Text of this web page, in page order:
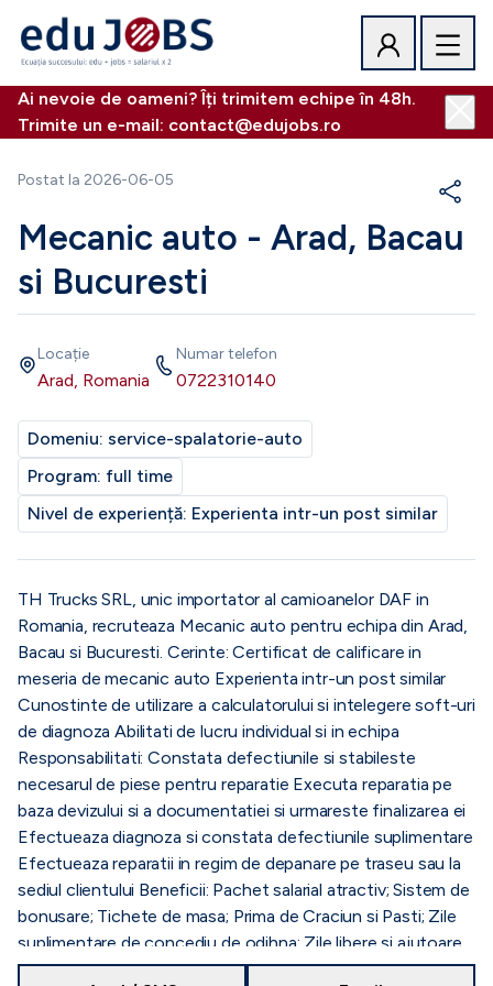
Ai nevoie de oameni? Îți trimitem echipe în 48h.
Trimite un e-mail: contact@edujobs.ro
Postat la 2026-06-05
Mecanic auto - Arad, Bacau
si Bucuresti
Locație
Arad, Romania
Numar telefon
0722310140
Domeniu: service-spalatorie-auto
Program: full time
Nivel de experiență: Experienta intr-un post similar
TH Trucks SRL, unic importator al camioanelor DAF in
Romania, recruteaza Mecanic auto pentru echipa din Arad,
Bacau si Bucuresti. Cerinte: Certificat de calificare in
meseria de mecanic auto Experienta intr-un post similar
Cunostinte de utilizare a calculatorului si intelegere soft-uri
de diagnoza Abilitati de lucru individual si in echipa
Responsabilitati: Constata defectiunile si stabileste
necesarul de piese pentru reparatie Executa reparatia pe
baza devizului si a documentatiei si urmareste finalizarea ei
Efectueaza diagnoza si constata defectiunile suplimentare
Efectueaza reparatii in regim de depanare pe traseu sau la
sediul clientului Beneficii: Pachet salarial atractiv; Sistem de
bonusare; Tichete de masa; Prima de Craciun si Pasti; Zile
suplimentare de concediu de odihna; Zile libere si ajutoare
sociale pentru evenimente familiale deosebite; Transport